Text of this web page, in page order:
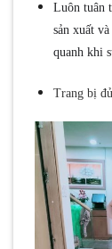
Luôn tuân
sản xuất
quanh khi
Trang bị